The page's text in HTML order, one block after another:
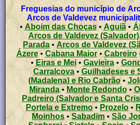
Freguesias do município de
Arcos de Valdevez
• Aboim das Choças• Aguiã•
Arcos de Valdevez
Parada • Arcos de Valdevez
Ázere• Cabana Maior• Cabreiro
• Eiras e Mei• Gavieira•
Carralcova• Guilhadeses e
(Madalena) e Rio Cabrão •
Miranda• Monte Redondo•
Padreiro (Salvador e Santa
Portela e Extremo • Prozelo •
Moinhos • Sabadim • São